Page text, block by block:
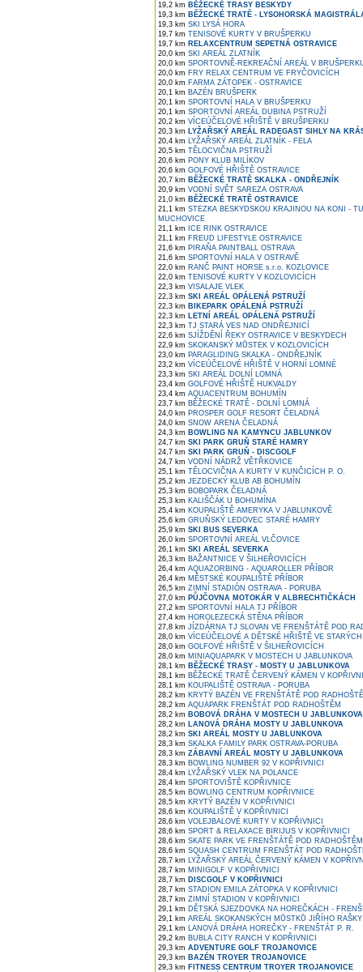
19,2 km BĚŽECKÉ TRASY BESKYDY
19,3 km BĚŽECKÉ TRATĚ - LYSOHORSKÁ
19,3 km SKI LYSÁ HORA
19,7 km TENISOVÉ KURTY V BRUŠPERKU
19,7 km RELAXCENTRUM SEPETNÁ OSTRAVICE
20,0 km SKI AREÁL ZLATNÍK
20,0 km SPORTOVNĚ-REKREAČNÍ AREÁL V
20,0 km FRY RELAX CENTRUM VE FRYČOVICÍCH
20,0 km FARMA ZÁTOPEK - OSTRAVICE
20,1 km BAZÉN BRUŠPERK
20,1 km SPORTOVNÍ HALA V BRUŠPERKU
20,1 km SPORTOVNÍ AREÁL DUBINA PSTRUŽÍ
20,2 km VÍCEÚČELOVÉ HŘIŠTĚ V BRUŠPERKU
20,3 km LYŽAŘSKÝ AREÁL RADEGAST SIHLY NA
20,4 km LYŽAŘSKÝ AREÁL ZLATNÍK - FELA
20,5 km TĚLOCVIČNA PSTRUŽÍ
20,6 km PONY KLUB MILÍKOV
20,6 km GOLFOVÉ HŘIŠTĚ OSTRAVICE
20,7 km BĚŽECKÉ TRATĚ SKALKA - ONDŘEJNÍK
20,9 km VODNÍ SVĚT SAREZA OSTRAVA
21,0 km BĚŽECKÉ TRATĚ OSTRAVICE
21,1 km STEZKA BESKYDSKOU KRAJINOU NA KONI -
MUCHOVICE
21,1 km ICE RINK OSTRAVICE
21,1 km FREUD LIFESTYLE OSTRAVICE
21,6 km PIRAŇA PAINTBALL OSTRAVA
21,6 km SPORTOVNÍ HALA V OSTRAVĚ
22,0 km RANČ PAINT HORSE s.r.o. KOZLOVICE
22,0 km TENISOVÉ KURTY V KOZLOVICÍCH
22,3 km VISALAJE VLEK
22,3 km SKI AREÁL OPÁLENÁ PSTRUŽÍ
22,3 km BIKEPARK OPÁLENÁ PSTRUŽÍ
22,3 km LETNÍ AREÁL OPÁLENÁ PSTRUŽÍ
22,3 km TJ STARÁ VES NAD ONDŘEJNICÍ
22,6 km SJÍŽDĚNÍ ŘEKY OSTRAVICE V BESKYDECH
22,9 km SKOKANSKÝ MŮSTEK V KOZLOVICÍCH
23,0 km PARAGLIDING SKALKA - ONDŘEJNÍK
23,2 km VÍCEÚČELOVÉ HŘIŠTĚ V HORNÍ LOMNÉ
23,3 km SKI AREÁL DOLNÍ LOMNÁ
23,4 km GOLFOVÉ HŘIŠTĚ HUKVALDY
23,4 km AQUACENTRUM BOHUMÍN
23,7 km BĚŽECKÉ TRATĚ - DOLNÍ LOMNÁ
24,0 km PROSPER GOLF RESORT ČELADNÁ
24,0 km SNOW ARENA ČELADNÁ
24,3 km BOWLING NA KAMYNCU JABLUNKOV
24,7 km SKI PARK GRUŇ STARÉ HAMRY
24,7 km SKI PARK GRUŇ - DISCGOLF
24,7 km VODNÍ NÁDRŽ VĚTŘKOVICE
25,1 km TĚLOCVIČNA A KURTY V KUNČICÍCH P. O.
25,2 km JEZDECKÝ KLUB AB BOHUMÍN
25,3 km BOBOPARK ČELADNÁ
25,3 km KALIŠČÁK U BOHUMÍNA
25,4 km KOUPALIŠTĚ AMERYKA V JABLUNKOVĚ
25,6 km GRUŇSKÝ LEDOVEC STARÉ HAMRY
25,9 km SKI BUS SEVERKA
26,0 km SPORTOVNÍ AREÁL VLČOVICE
26,1 km SKI AREÁL SEVERKA
26,3 km BAŽANTNICE V ŠILHEŘOVICÍCH
26,4 km AQUAZORBING - AQUAROLLER PŘÍBOR
26,4 km MĚSTSKÉ KOUPALIŠTĚ PŘÍBOR
26,5 km ZIMNÍ STADIÓN OSTRAVA - PORUBA
27,0 km PŮJČOVNA MOTOKÁR V ALBRECHTIČKÁCH
27,2 km SPORTOVNÍ HALA TJ PŘÍBOR
27,4 km HOROLEZECKÁ STĚNA PŘÍBOR
27,8 km JÍZDÁRNA TJ SLOVAN VE FRENŠTÁTĚ POD
28,0 km VÍCEÚČELOVÉ A DĚTSKÉ HŘIŠTĚ VE
28,0 km GOLFOVÉ HŘIŠTĚ V ŠILHEŘOVICÍCH
28,0 km MINIAQUAPARK V MOSTECH U JABLUNKOVA
28,1 km BĚŽECKÉ TRASY - MOSTY U JABLUNKOVA
28,1 km BĚŽECKÉ TRATĚ ČERVENÝ KÁMEN V
28,1 km KOUPALIŠTĚ OSTRAVA - PORUBA
28,2 km KRYTÝ BAZÉN VE FRENŠTÁTĚ POD
28,2 km AQUAPARK FRENŠTÁT POD RADHOŠTĚM
28,2 km BOBOVÁ DRÁHA V MOSTECH U JABLUNKOVA
28,2 km LANOVÁ DRÁHA MOSTY U JABLUNKOVA
28,2 km SKI AREÁL MOSTY U JABLUNKOVA
28,3 km SKALKA FAMILY PARK OSTRAVA-PORUBA
28,3 km ZÁBAVNÍ AREÁL MOSTY U JABLUNKOVA
28,3 km BOWLING NUMBER 92 V KOPŘIVNICI
28,4 km LYŽAŘSKÝ VLEK NA POLANCE
28,4 km SPORTOVIŠTĚ KOPŘIVNICE
28,5 km BOWLING CENTRUM KOPŘIVNICE
28,5 km KRYTÝ BAZÉN V KOPŘIVNICI
28,6 km KOUPALIŠTĚ V KOPŘIVNICI
28,6 km VOLEJBALOVÉ KURTY V KOPŘIVNICI
28,6 km SPORT & RELAXACE BIRIJUS V KOPŘIVNICI
28,6 km SKATE PARK VE FRENŠTÁTĚ POD RADHOŠTĚM
28,6 km SQUASH CENTRUM FRENŠTÁT POD
28,7 km LYŽAŘSKÝ AREÁL ČERVENÝ KÁMEN V
28,7 km MINIGOLF V KOPŘIVNICI
28,7 km DISCGOLF V KOPŘIVNICI
28,7 km STADION EMILA ZÁTOPKA V KOPŘIVNICI
28,7 km ZIMNÍ STADION V KOPŘIVNICI
29,1 km DĚTSKÁ SJEZDOVKA NA HOREČKÁCH -
29,1 km AREÁL SKOKANSKÝCH MŮSTKŮ JIŘÍHO RAŠKY
29,1 km LANOVÁ DRÁHA HOREČKY - FRENŠTÁT P. R.
29,2 km BUBLA CITY RANCH V KOPŘIVNICI
29,3 km ADVENTURE GOLF TROJANOVICE
29,3 km BAZÉN TROYER TROJANOVICE
29,3 km FITNESS CENTRUM TROYER TROJANOVICE